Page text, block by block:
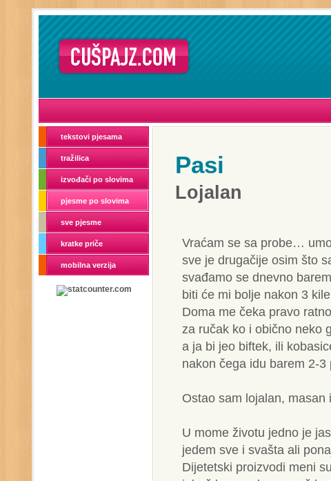
tekstovi pjesama
tražilica
izvođači po slovima
pjesme po slovima
sve pjesme
kratke priče
mobilna verzija
Pasi
Lojalan
Vraćam se sa probe…
sve je drugačije osim što
svađamo se dnevno
biti će mi bolje nakon 3
Doma me čeka pravo
za ručak ko i obično neko
a ja bi jeo biftek, ili
nakon čega idu barem 2-3
Ostao sam lojalan, masan
U mome životu jedno je
jedem sve i svašta ali
Dijetetski proizvodi meni